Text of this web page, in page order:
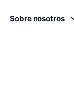
Sobre nosotros